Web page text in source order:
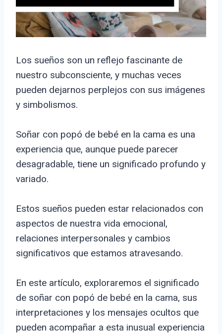
Los sueños son un reflejo fascinante de
nuestro subconsciente, y muchas veces
pueden dejarnos perplejos con sus imágenes
y simbolismos.
Soñar con popó de bebé en la cama es una
experiencia que, aunque puede parecer
desagradable, tiene un significado profundo y
variado.
Estos sueños pueden estar relacionados con
aspectos de nuestra vida emocional,
relaciones interpersonales y cambios
significativos que estamos atravesando.
En este artículo, exploraremos el significado
de soñar con popó de bebé en la cama, sus
interpretaciones y los mensajes ocultos que
pueden acompañar a esta inusual experiencia